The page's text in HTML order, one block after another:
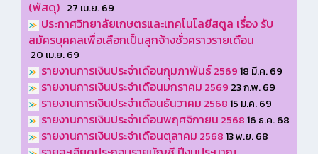
(พัสดุ) 27 เม.ย. 69
ประกาศวิทยาลัยเกษตรและเทคโนโลยีสตูล เรื่อง รับ
สมัครบุคคลเพื่อเลือกเป็นลูกจ้างชั่วคราวรายเดือน
20 เม.ย. 69
รายงานการเงินประจำเดือนกุุมภาพันธ์256918 มี.ค. 69
รายงานการเงินประจำเดือนมกราคม 2569 23 ก.พ. 69
รายงานการเงินประจำเดือนธันวาคม 256815 ม.ค. 69
รายงานการเงินประจำเดือนพฤศจิกายน 256816 ธ.ค. 68
รายงานการเงินประจำเดือนตุลาคม 256813 พ.ย. 68